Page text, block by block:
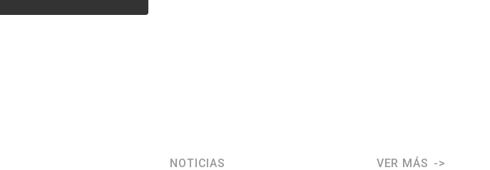
NOTICIAS VER MÁS